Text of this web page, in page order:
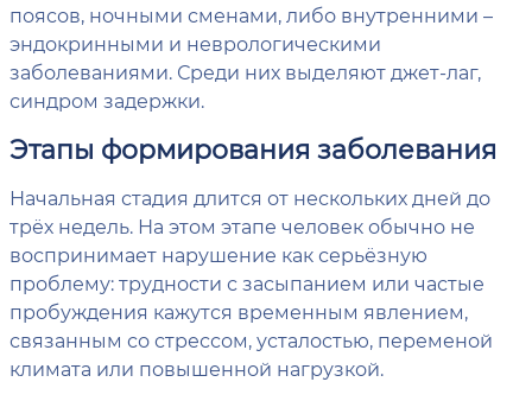
поясов, ночными сменами, либо внутренними –
эндокринными и неврологическими
заболеваниями. Среди них выделяют джет-лаг,
синдром задержки.
Этапы формирования заболевания
Начальная стадия длится от нескольких дней до
трёх недель. На этом этапе человек обычно не
воспринимает нарушение как серьёзную
проблему: трудности с засыпанием или частые
пробуждения кажутся временным явлением,
связанным со стрессом, усталостью, переменой
климата или повышенной нагрузкой.